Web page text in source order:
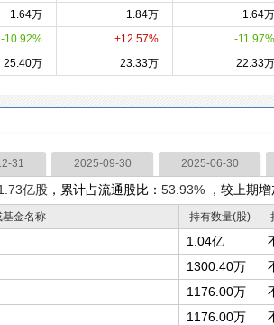
1.64万
1.84万 1.64万
-10.92%
+12.57% -11.97%
25.40万
23.33万 22.33万
31 2025-09-30 2025-06-30
亿股 ，累计占流通股比： 53.93% ，较上期增
基金名称 持有数量(股)
1.04亿
1300.40万
1176.00万
1176.00万